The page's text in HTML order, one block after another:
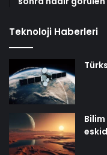
Teknoloji Haberleri